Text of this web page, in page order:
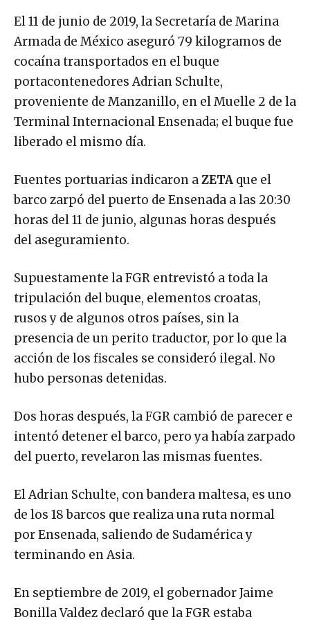
El 11 de junio de 2019, la Secretaría de Marina
Armada de México aseguró 79 kilogramos de
cocaína transportados en el buque
portacontenedores Adrian Schulte,
proveniente de Manzanillo, en el Muelle 2 de la
Terminal Internacional Ensenada; el buque fue
liberado el mismo día.
Fuentes portuarias indicaron aZETA que el
barco zarpó del puerto de Ensenada a las 20:30
horas del 11 de junio, algunas horas después
del aseguramiento.
Supuestamente la FGR entrevistó a toda la
tripulación del buque, elementos croatas,
rusos y de algunos otros países, sin la
presencia de un perito traductor, por lo que la
acción de los fiscales se consideró ilegal. No
hubo personas detenidas.
Dos horas después, la FGR cambió de parecer e
intentó detener el barco, pero ya había zarpado
del puerto, revelaron las mismas fuentes.
El Adrian Schulte, con bandera maltesa, es uno
de los 18 barcos que realiza una ruta normal
por Ensenada, saliendo de Sudamérica y
terminando en Asia.
En septiembre de 2019, el gobernador Jaime
Bonilla Valdez declaró que la FGR estaba